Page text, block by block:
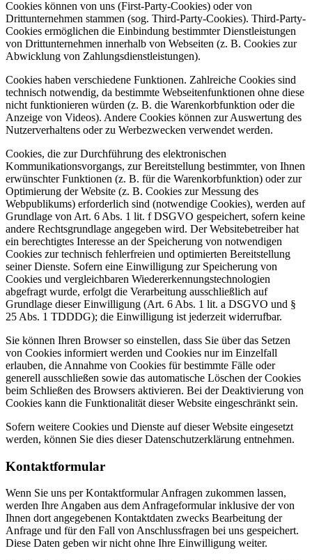
Cookies können von uns (First-Party-Cookies) oder von
Drittunternehmen stammen (sog. Third-Party-Cookies). Third-Party-
Cookies ermöglichen die Einbindung bestimmter Dienstleistungen
von Drittunternehmen innerhalb von Webseiten (z. B. Cookies zur
Abwicklung von Zahlungsdienstleistungen).
Cookies haben verschiedene Funktionen. Zahlreiche Cookies sind
technisch notwendig, da bestimmte Webseitenfunktionen ohne diese
nicht funktionieren würden (z. B. die Warenkorbfunktion oder die
Anzeige von Videos). Andere Cookies können zur Auswertung des
Nutzerverhaltens oder zu Werbezwecken verwendet werden.
Cookies, die zur Durchführung des elektronischen
Kommunikationsvorgangs, zur Bereitstellung bestimmter, von Ihnen
erwünschter Funktionen (z. B. für die Warenkorbfunktion) oder zur
Optimierung der Website (z. B. Cookies zur Messung des
Webpublikums) erforderlich sind (notwendige Cookies), werden auf
Grundlage von Art. 6 Abs. 1 lit. f DSGVO gespeichert, sofern keine
andere Rechtsgrundlage angegeben wird. Der Websitebetreiber hat
ein berechtigtes Interesse an der Speicherung von notwendigen
Cookies zur technisch fehlerfreien und optimierten Bereitstellung
seiner Dienste. Sofern eine Einwilligung zur Speicherung von
Cookies und vergleichbaren Wiedererkennungstechnologien
abgefragt wurde, erfolgt die Verarbeitung ausschließlich auf
Grundlage dieser Einwilligung (Art. 6 Abs. 1 lit. a DSGVO und §
25 Abs. 1 TDDDG); die Einwilligung ist jederzeit widerrufbar.
Sie können Ihren Browser so einstellen, dass Sie über das Setzen
von Cookies informiert werden und Cookies nur im Einzelfall
erlauben, die Annahme von Cookies für bestimmte Fälle oder
generell ausschließen sowie das automatische Löschen der Cookies
beim Schließen des Browsers aktivieren. Bei der Deaktivierung von
Cookies kann die Funktionalität dieser Website eingeschränkt sein.
Sofern weitere Cookies und Dienste auf dieser Website eingesetzt
werden, können Sie dies dieser Datenschutzerklärung entnehmen.
Kontaktformular
Wenn Sie uns per Kontaktformular Anfragen zukommen lassen,
werden Ihre Angaben aus dem Anfrageformular inklusive der von
Ihnen dort angegebenen Kontaktdaten zwecks Bearbeitung der
Anfrage und für den Fall von Anschlussfragen bei uns gespeichert.
Diese Daten geben wir nicht ohne Ihre Einwilligung weiter.